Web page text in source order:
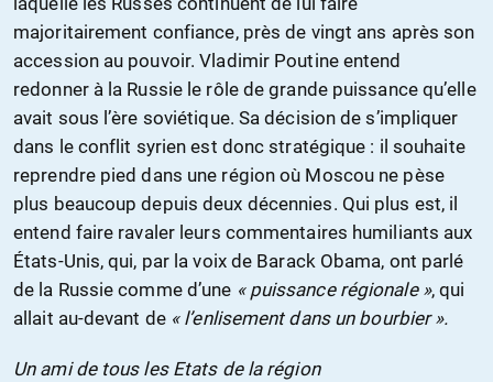
majoritairement confiance, près de vingt ans après son
accession au pouvoir. Vladimir Poutine entend
redonner à la Russie le rôle de grande puissance qu’elle
avait sous l’ère soviétique. Sa décision de s’impliquer
dans le conflit syrien est donc stratégique : il souhaite
reprendre pied dans une région où Moscou ne pèse
plus beaucoup depuis deux décennies. Qui plus est, il
entend faire ravaler leurs commentaires humiliants aux
États-Unis, qui, par la voix de Barack Obama, ont parlé
de la Russie comme d’une « puissance régionale », qui
allait au-devant de « l’enlisement dans un bourbier ».
Un ami de tous les Etats de la région